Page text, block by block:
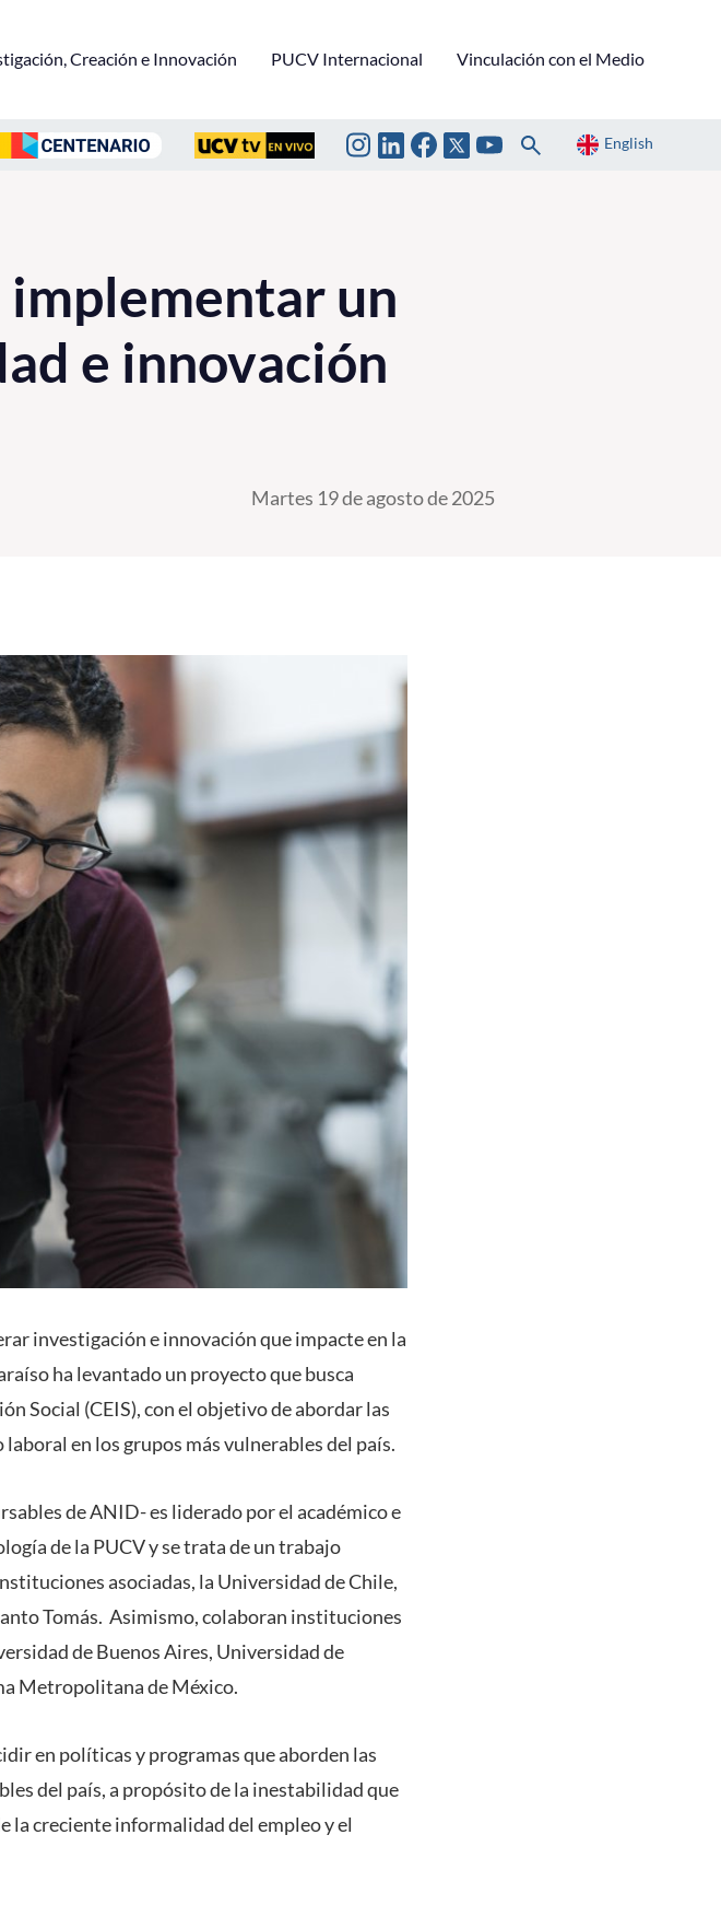
Creación e Innovación PUCV Internacional Vinculación con el Medio
English
un
e innovación
Martes 19 de agosto de 2025
investigación e innovación que impacte en la
ha levantado un proyecto que busca
Social (CEIS), con el objetivo de abordar las
en los grupos más vulnerables del país.
de ANID- es liderado por el académico e
de la PUCV y se trata de un trabajo
asociadas, la Universidad de Chile,
Tomás. Asimismo, colaboran instituciones
de Buenos Aires, Universidad de
Metropolitana de México.
en políticas y programas que aborden las
del país, a propósito de la inestabilidad que
la creciente informalidad del empleo y el